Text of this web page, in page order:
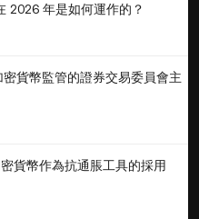
2026 年是如何運作的？
貨幣監管的證券交易委員會主
貨幣作為抗通脹工具的採用